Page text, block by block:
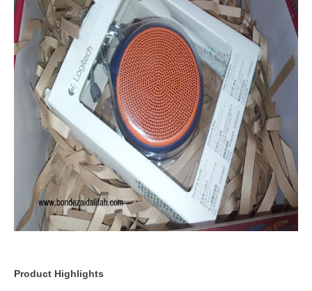
Product Highlights